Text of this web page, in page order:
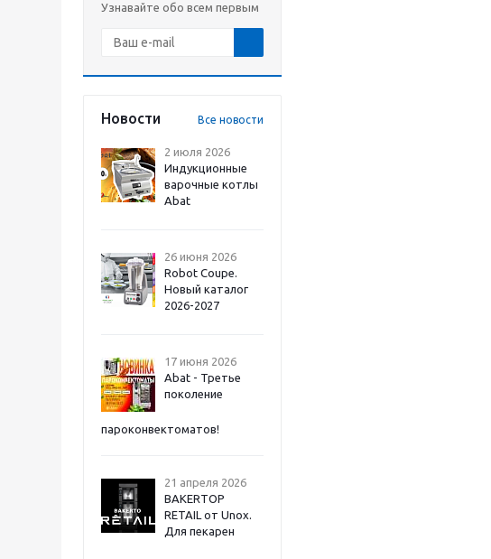
Узнавайте обо всем первым
Новости Все новости
2 июля 2026
Индукционные
варочные котлы
Abat
26 июня 2026
Robot Coupe.
Новый каталог
2026-2027
17 июня 2026
Abat - Третье
поколение
пароконвектоматов!
21 апреля 2026
BAKERTOP
RETAIL от Unox.
Для пекарен